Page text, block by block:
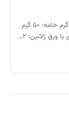
مواد لازم برای تهیه دسر ماست: ماست چکیده: ۳۰۰ گرم خامه: ۵۰ گرم